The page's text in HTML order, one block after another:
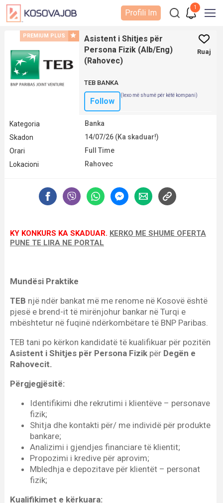
1
Profili Im
PREMIUM PLUS
Asistent i Shitjes për
Persona Fizik (Alb/Eng)
(Rahovec)
Ruaj
TEB BANKA
Follow
(lexo më shumë për këtë kompani)
Kategoria
Banka
Skadon
14/07/26 (Ka skaduar!)
Orari
Full Time
Lokacioni
Rahovec